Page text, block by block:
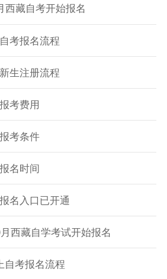
西藏自考开始报名
考报名流程
生注册流程
考费用
考条件
名时间
名入口已开通
西藏自学考试开始报名
自考报名流程